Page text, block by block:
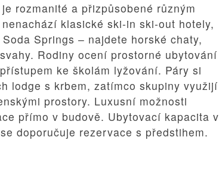
rozmanité a přizpůsobené různým
klasické ski-in ski-out hotely,
Springs – najdete horské chaty,
Rodiny ocení prostorné ubytování
ke školám lyžování. Páry si
lodge s krbem, zatímco skupiny využijí
prostory. Luxusní možnosti
přímo v budově. Ubytovací kapacita v
doporučuje rezervace s předstihem.